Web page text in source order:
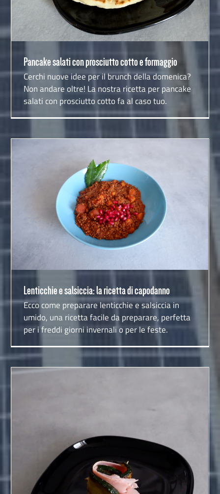
Pancake salati con prosciutto cotto e formaggio
Cerchi nuove idee per il brunch della domenica?
Non andare oltre! La nostra ricetta per pancake
salati con prosciutto cotto fa al caso tuo.
Lenticchie e salsiccia: la ricetta di capodanno
Lenticchie e salsiccia: la ricetta di capodanno
Ecco come preparare lenticchie e salsiccia in
umido, una ricetta facile da preparare, perfetta
per i freddi giorni invernali o per le feste.